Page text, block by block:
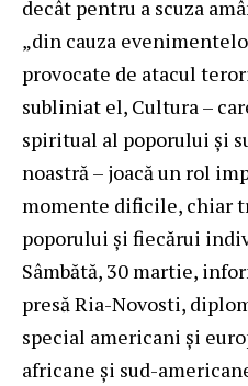
decât pentru a scuza
„din cauza
provocate de atacul
subliniat el, Cultura –
spiritual al poporului și
noastră – joacă un rol
momente dificile, chiar
poporului și fiecărui
Sâmbătă, 30 martie,
presă Ria-Novosti,
special americani și
africane și sud-